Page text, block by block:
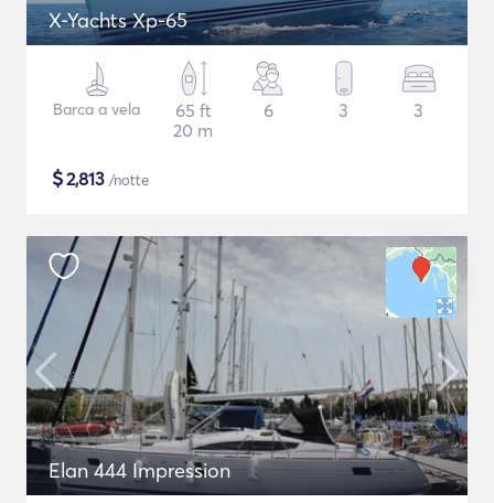
X-Yachts Xp-65
Barca a vela
65 ft
20 m
6 3 3
$2,813 /notte
Elan 444 Impression